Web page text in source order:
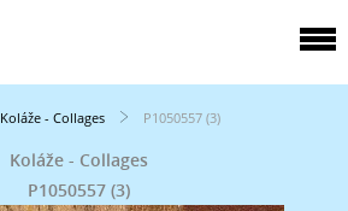
Koláže - Collages P1050557 (3)
Koláže - Collages
P1050557 (3)